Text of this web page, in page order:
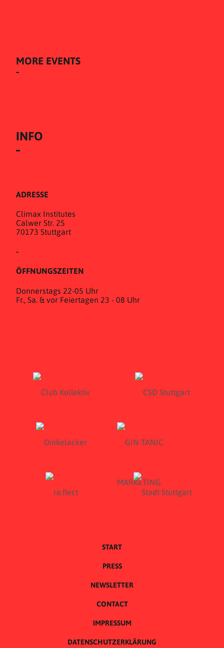
MORE EVENTS
INFO
ADRESSE
Climax Institutes
Calwer Str. 25
70173 Stuttgart
-
ÖFFNUNGSZEITEN
Donnerstags 22-05 Uhr
Fr., Sa. & vor Feiertagen 23 - 08 Uhr
START
PRESS
NEWSLETTER
CONTACT
IMPRESSUM
DATENSCHUTZERKLÄRUNG